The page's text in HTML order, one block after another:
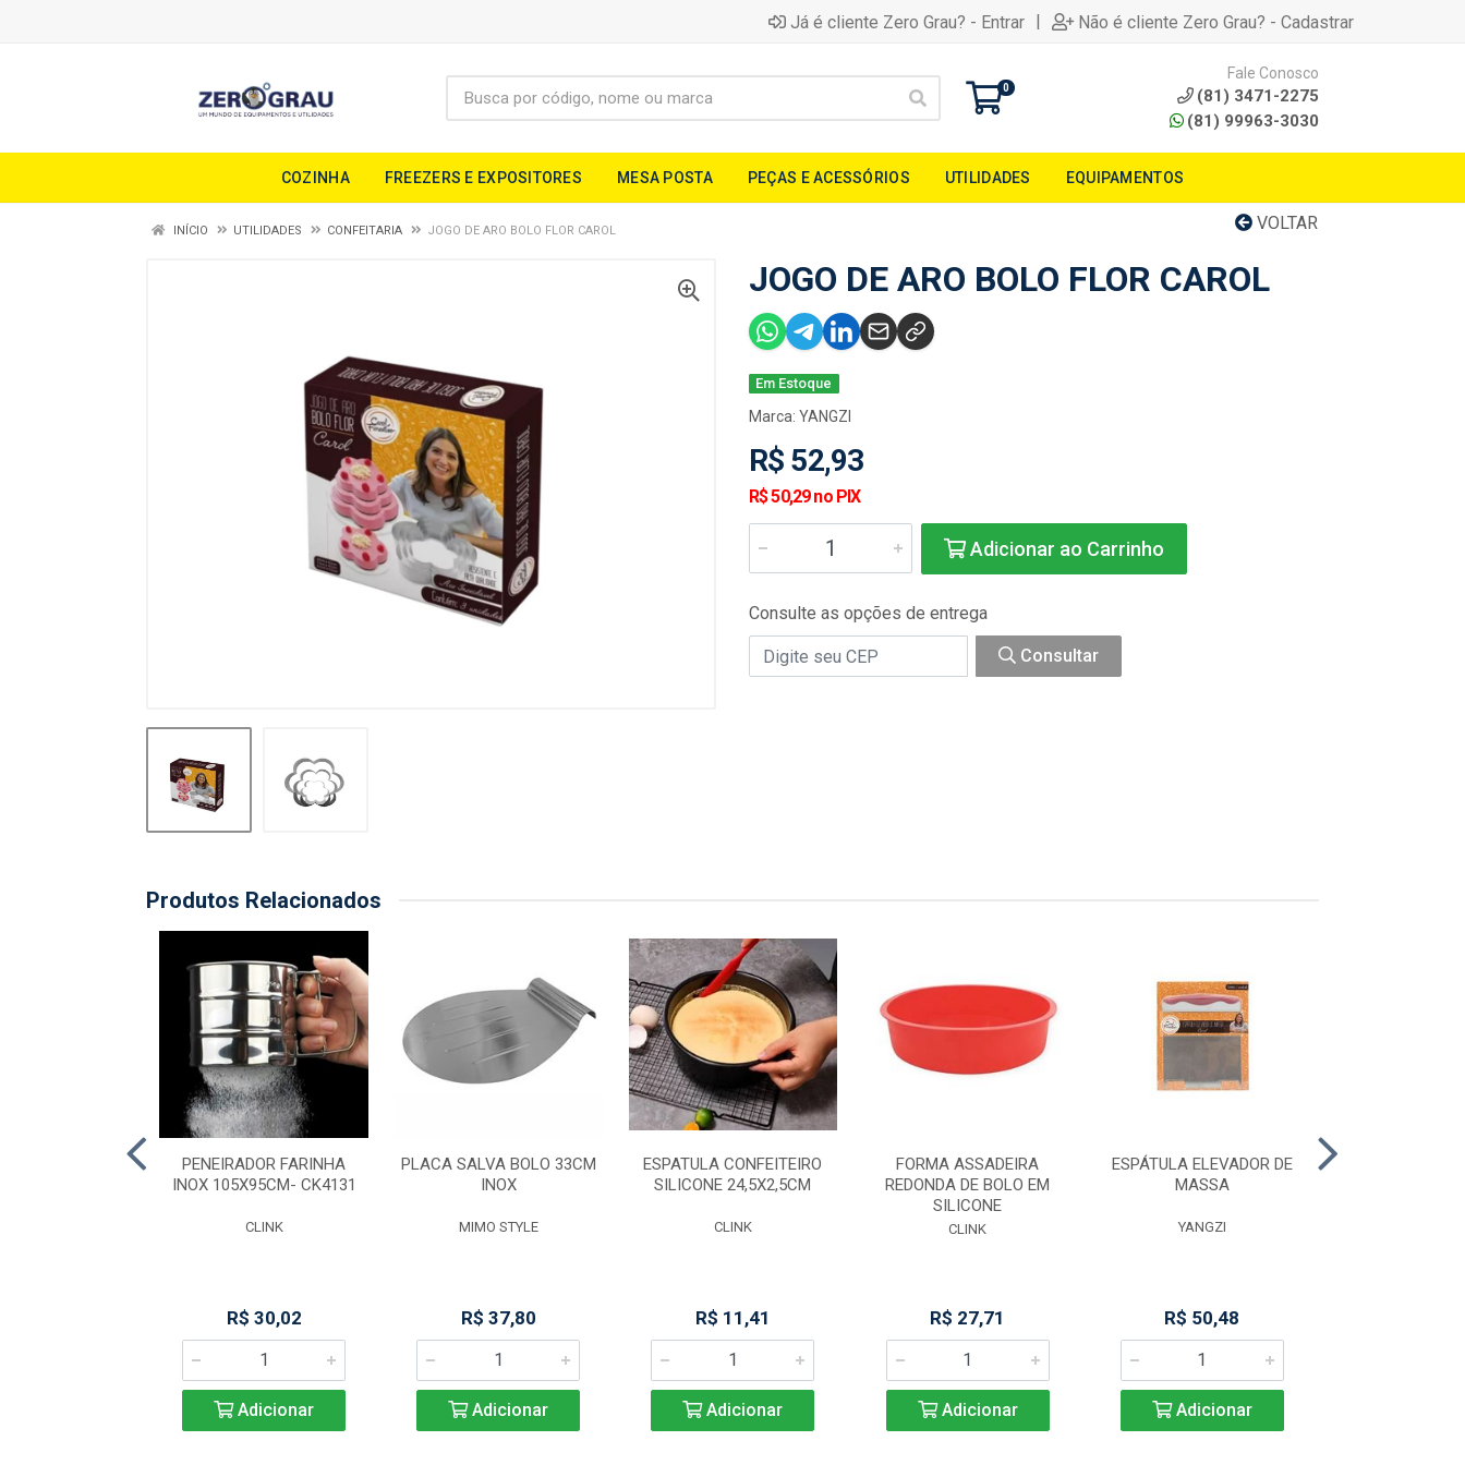
Já é cliente Zero Grau? - Entrar | Não é cliente Zero Grau? - Cadastrar
0
Fale Conosco
(81) 3471-2275
(81) 99963-3030
COZINHA FREEZERS E EXPOSITORES MESA POSTA PEÇAS E ACESSÓRIOS UTILIDADES EQUIPAMENTOS
VOLTAR
INÍCIO UTILIDADES CONFEITARIA JOGO DE ARO BOLO FLOR CAROL
JOGO DE ARO BOLO FLOR CAROL
Em Estoque
Marca: YANGZI
R$ 52,93
R$ 50,29 no PIX
Adicionar ao Carrinho
Consulte as opções de entrega
Consultar
Produtos Relacionados
PENEIRADOR FARINHA
INOX 105X95CM- CK4131
CLINK
R$ 30,02
Adicionar
PLACA SALVA BOLO 33CM
INOX
MIMO STYLE
R$ 37,80
Adicionar
ESPATULA CONFEITEIRO
SILICONE 24,5X2,5CM
CLINK
R$ 11,41
Adicionar
FORMA ASSADEIRA
REDONDA DE BOLO EM
SILICONE
CLINK
R$ 27,71
Adicionar
ESPÁTULA ELEVADOR DE
MASSA
YANGZI
R$ 50,48
Adicionar